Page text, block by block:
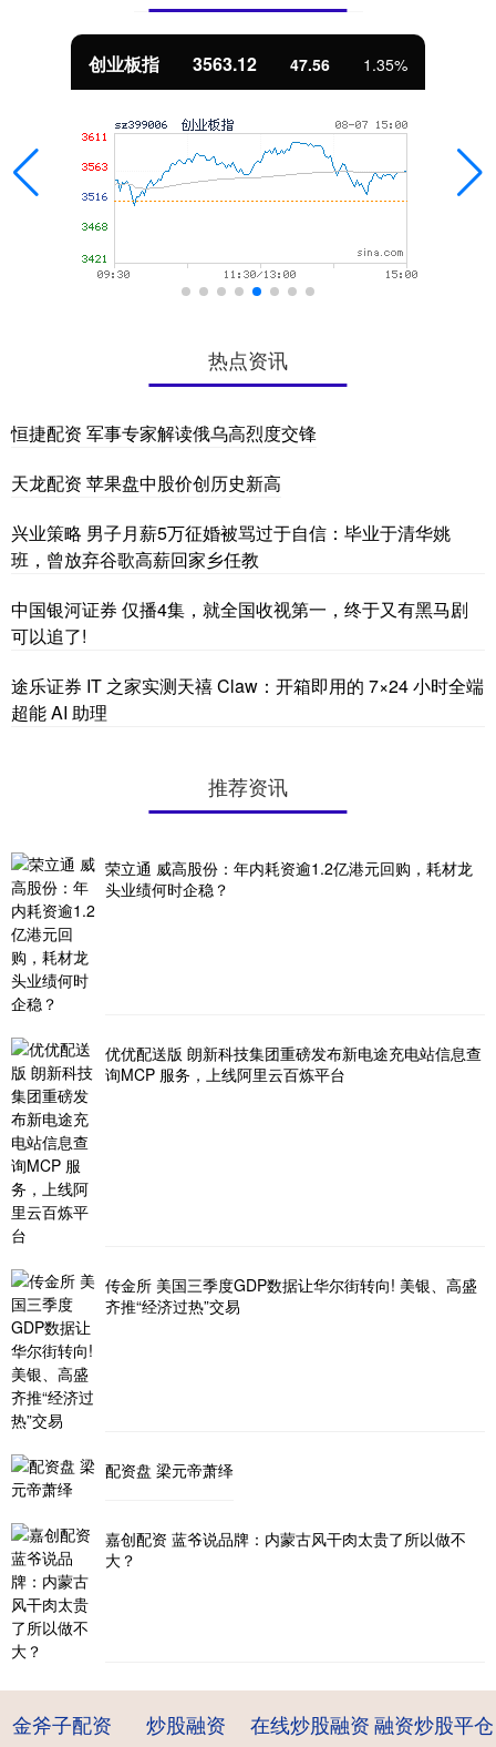
创业板指 3563.12 47.56 1.35%
热点资讯
恒捷配资 军事专家解读俄乌高烈度交锋
天龙配资 苹果盘中股价创历史新高
兴业策略 男子月薪5万征婚被骂过于自信：毕业于清华姚
班，曾放弃谷歌高薪回家乡任教
中国银河证券 仅播4集，就全国收视第一，终于又有黑马剧
可以追了!
途乐证券 IT 之家实测天禧 Claw：开箱即用的 7×24 小时全端
超能 AI 助理
推荐资讯
荣立通 威高股份：年内耗资逾1.2亿港元回购，耗材龙
头业绩何时企稳？
优优配送版 朗新科技集团重磅发布新电途充电站信息查
询MCP 服务，上线阿里云百炼平台
传金所 美国三季度GDP数据让华尔街转向! 美银、高盛
齐推“经济过热”交易
配资盘 梁元帝萧绎
嘉创配资 蓝爷说品牌：内蒙古风干肉太贵了所以做不
大？
金斧子配资 炒股融资 在线炒股融资融资炒股平仓